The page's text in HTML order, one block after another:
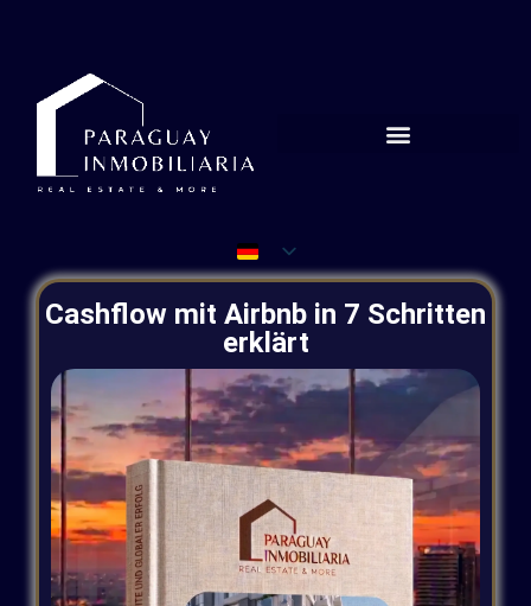
Cashflow mit Airbnb in 7 Schritten
erklärt